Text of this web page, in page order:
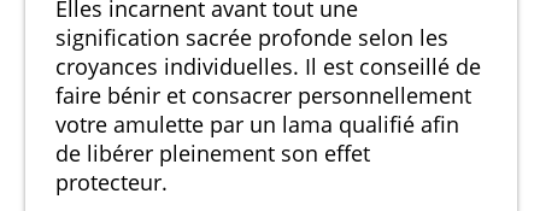
Elles incarnent avant tout une
signification sacrée profonde selon les
croyances individuelles. Il est conseillé de
faire bénir et consacrer personnellement
votre amulette par un lama qualifié afin
de libérer pleinement son effet
protecteur.